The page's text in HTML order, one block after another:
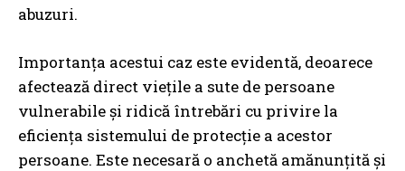
abuzuri.
Importanța acestui caz este evidentă, deoarece
afectează direct viețile a sute de persoane
vulnerabile și ridică întrebări cu privire la
eficiența sistemului de protecție a acestor
persoane. Este necesară o anchetă amănunțită și